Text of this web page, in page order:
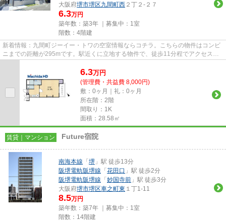
大阪府堺市堺区九間町西 ２丁２-２７
6.3万円
築年数：築3年 ｜募集中： 1室
階数：4階建
新着情報：九間町ジーイー・トワの空室情報ならコチラ。こちらの物件はコンビ
ニまでの距離が295mです。駅近くに立地する物件で、徒歩11分程でアクセスで
6.3万円
(管理費・共益費 8,000円)
敷：0ヶ月｜礼：0ヶ月
所在階：2階
間取り：1K
面積：28.58㎡
賃貸｜マンション Future宿院
南海本線 「 堺 」駅 徒歩13分
阪堺電軌阪堺線 「 花田口 」駅 徒歩2分
阪堺電軌阪堺線 「 妙国寺前 」駅 徒歩3分
大阪府堺市堺区車之町東 １丁1-11
8.5万円
築年数：築7年 ｜募集中： 1室
階数：14階建